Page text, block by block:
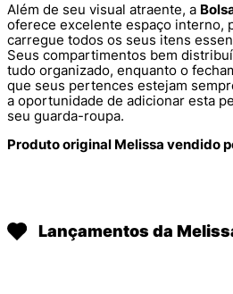
Além de seu visual atraente, a
oferece excelente espaço interno,
carregue todos os seus itens
Seus compartimentos bem
tudo organizado, enquanto o
que seus pertences estejam
a oportunidade de adicionar esta
seu guarda-roupa.
Produto original Melissa vendido
Lançamentos da